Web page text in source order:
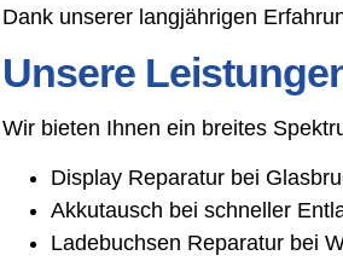
Dank unserer langjährigen
Unsere
Wir bieten Ihnen ein breites
Display Reparatur bei
Akkutausch bei schneller
Ladebuchsen Reparatur bei